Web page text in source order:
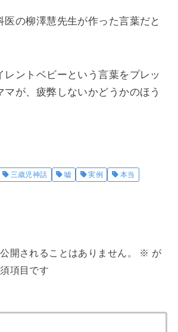
医の柳澤慧先生が作った言葉だと
レントベビーという言葉をプレッ
マが、疲弊しないかどうかのほう
三歳児神話 嘘 実例
本当
開されることはありません。 ※ が
項目です